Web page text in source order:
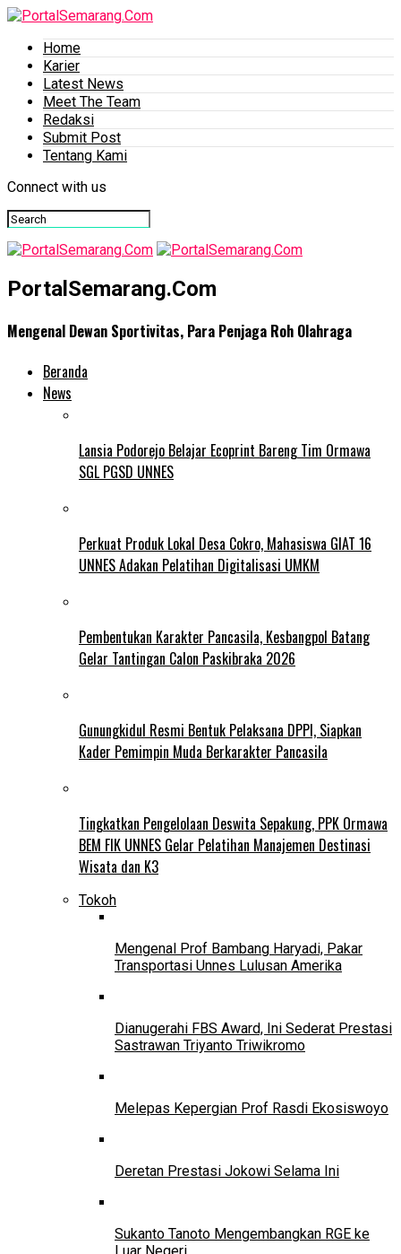
Home
Karier
Latest News
Meet The Team
Redaksi
Submit Post
Tentang Kami
Connect with us
PortalSemarang.Com
Mengenal Dewan Sportivitas, Para Penjaga Roh Olahraga
Beranda
News
Lansia Podorejo Belajar Ecoprint Bareng Tim Ormawa
SGL PGSD UNNES
Perkuat Produk Lokal Desa Cokro, Mahasiswa GIAT 16
UNNES Adakan Pelatihan Digitalisasi UMKM
Pembentukan Karakter Pancasila, Kesbangpol Batang
Gelar Tantingan Calon Paskibraka 2026
Gunungkidul Resmi Bentuk Pelaksana DPPI, Siapkan
Kader Pemimpin Muda Berkarakter Pancasila
Tingkatkan Pengelolaan Deswita Sepakung, PPK Ormawa
BEM FIK UNNES Gelar Pelatihan Manajemen Destinasi
Wisata dan K3
Tokoh
Mengenal Prof Bambang Haryadi, Pakar
Transportasi Unnes Lulusan Amerika
Dianugerahi FBS Award, Ini Sederat Prestasi
Sastrawan Triyanto Triwikromo
Melepas Kepergian Prof Rasdi Ekosiswoyo
Deretan Prestasi Jokowi Selama Ini
Sukanto Tanoto Mengembangkan RGE ke